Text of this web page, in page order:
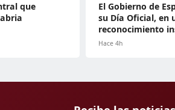
que
El Gobierno de
su Día Oficial, en
reconocimiento
Hace 4h